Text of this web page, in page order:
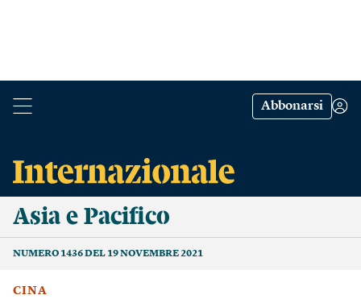
Abbonarsi
Asia e Pacifico
NUMERO 1436 DEL 19 NOVEMBRE 2021
CINA